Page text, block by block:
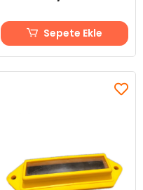
Sepete Ekle